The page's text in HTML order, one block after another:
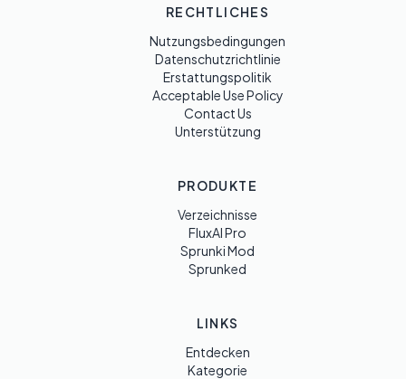
RECHTLICHES
Nutzungsbedingungen
Datenschutzrichtlinie
Erstattungspolitik
Acceptable Use Policy
Contact Us
Unterstützung
PRODUKTE
Verzeichnisse
FluxAI Pro
Sprunki Mod
Sprunked
LINKS
Entdecken
Kategorie